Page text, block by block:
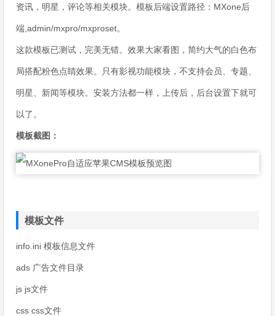
资讯，明星，评论等相关模块。模板后端设置路径：MXone后
端,admin/mxpro/mxproset。
这款模板已测试，完美无错。效果大家看图，简约大气的白色布
局搭配粉色点睛效果。只有影视功能模块，不支持会员、专题、
明星、新闻等模块。安装方法都一样，上传后，后台设置下就可
以了。
模板截图：
模板文件
info.ini 模板信息文件
ads 广告文件目录
js js文件
css css文件